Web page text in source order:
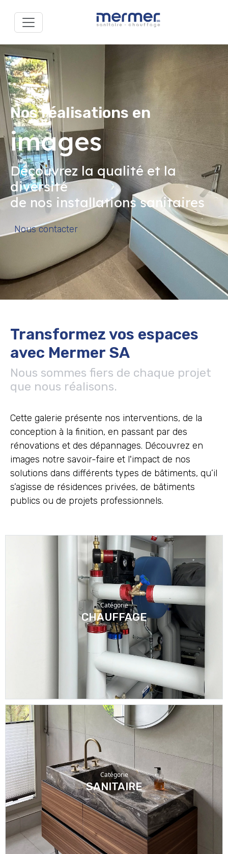
Nos réalisations en
images
Découvrez la qualité et la
diversité
de nos installations sanitaires
Nous contacter
Transformez vos espaces
avec Mermer SA
Nous sommes fiers de chaque projet
que nous réalisons.
Cette galerie présente nos interventions, de la
conception à la finition, en passant par des
rénovations et des dépannages. Découvrez en
images notre savoir-faire et l'impact de nos
solutions dans différents types de bâtiments, qu’il
s’agisse de résidences privées, de bâtiments
publics ou de projets professionnels.
Catégorie
CHAUFFAGE
Catégorie
SANITAIRE